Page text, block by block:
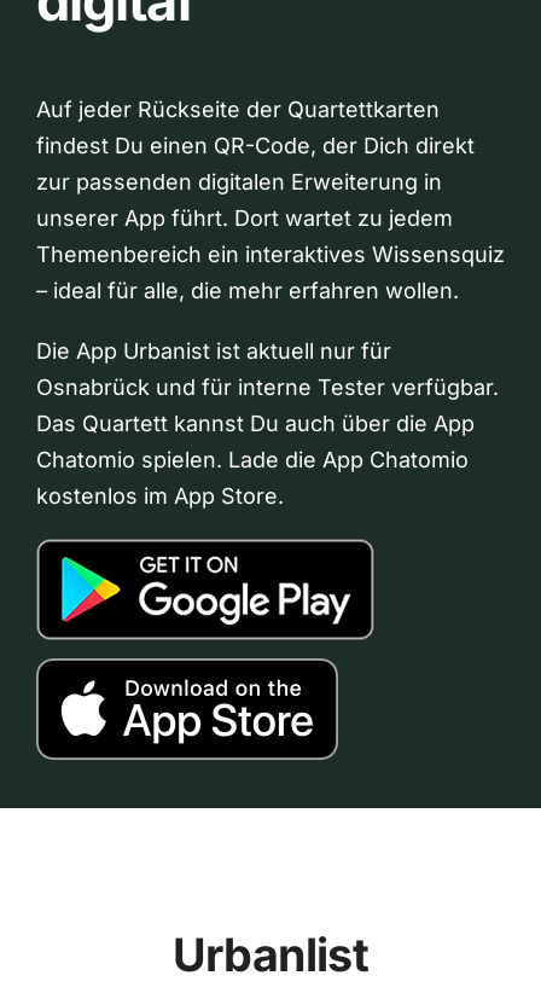
Auf jeder Rückseite der Quartettkarten
findest Du einen QR-Code, der Dich direkt
zur passenden digitalen Erweiterung in
unserer App führt. Dort wartet zu jedem
Themenbereich ein interaktives Wissensquiz
– ideal für alle, die mehr erfahren wollen.
Die App Urbanist ist aktuell nur für
Osnabrück und für interne Tester verfügbar.
Das Quartett kannst Du auch über die App
Chatomio spielen. Lade die App Chatomio
kostenlos im App Store.
Urbanlist